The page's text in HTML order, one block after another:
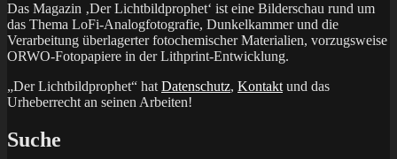
Das Magazin ‚Der Lichtbildprophet‘ ist eine Bilderschau rund um
das Thema LoFi-Analogfotografie, Dunkelkammer und die
Verarbeitung überlagerter fotochemischer Materialien, vorzugsweise
ORWO-Fotopapiere in der Lithprint-Entwicklung.
„Der Lichtbildprophet“ hat Datenschutz, Kontakt und das
Urheberrecht an seinen Arbeiten!
Suche